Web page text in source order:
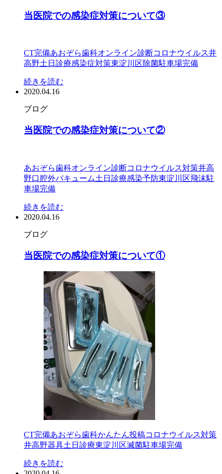
当医院での感染症対策について③
CT完備あおぞら歯科オンライン診断コロナウイルス井
高野土日診療感染症対策東淀川区除菌駐車場完備
続きを読む
2020.04.16
ブログ
当医院での感染症対策について②
あおぞら歯科オンライン診断コロナウイルス対策井高
野口腔外バキューム土日診療感染予防東淀川区飛沫駐
車場完備
続きを読む
2020.04.16
ブログ
当医院での感染症対策について①
CT完備あおぞら歯科かんたん投稿コロナウイルス対策
井高野器具土日診療東淀川区滅菌駐車場完備
続きを読む